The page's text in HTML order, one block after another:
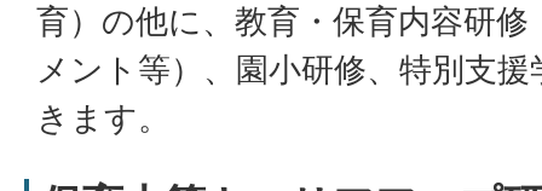
育）の他に、教育・保育内容研
メント等）、園小研修、特別支
きます。